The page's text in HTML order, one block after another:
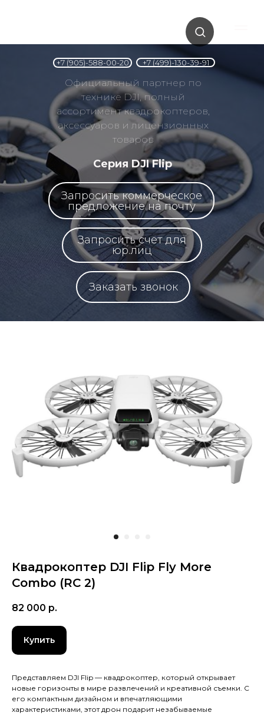
Серия DJI Flip
Официальный партнер по
технике DJI, полный
ассортимент квадрокоптеров,
аксессуаров и лицензионных
товаров
Заказать звонок
Запросить коммерческое
предложение на почту
Запросить счет для
юр.лиц
+7 (499)-130-39-91
+7 (905)-588-00-20
Квадрокоптер DJI Flip Fly More
Combo (RC 2)
82 000 р.
Купить
Представляем DJI Flip — квадрокоптер, который открывает
новые горизонты в мире развлечений и креативной съемки. С
его компактным дизайном и впечатляющими
характеристиками, этот дрон подарит незабываемые